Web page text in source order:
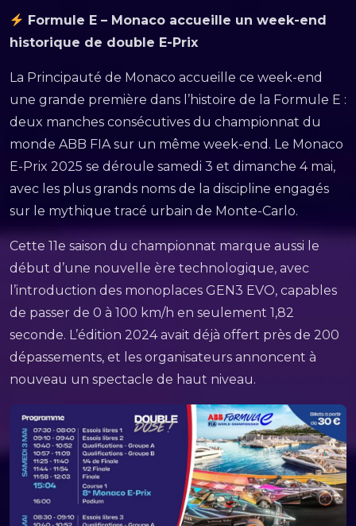
Formule E – Monaco accueille un week-end
historique de double E-Prix
La Principauté de Monaco accueille ce week-end
une grande première dans l’histoire de la Formule E :
deux manches consécutives du championnat du
monde ABB FIA sur un même week-end. Le Monaco
E-Prix 2025 se déroule samedi 3 et dimanche 4 mai,
avec les plus grands noms de la discipline engagés
sur le mythique tracé urbain de Monte-Carlo.
Cette 11e saison du championnat marque aussi le
début d’une nouvelle ère technologique, avec
l’introduction des monoplaces GEN3 EVO, capables
de passer de 0 à 100 km/h en seulement 1,82
seconde. L’édition 2024 avait déjà offert près de 200
dépassements, et les organisateurs annoncent à
nouveau un spectacle de haut niveau.